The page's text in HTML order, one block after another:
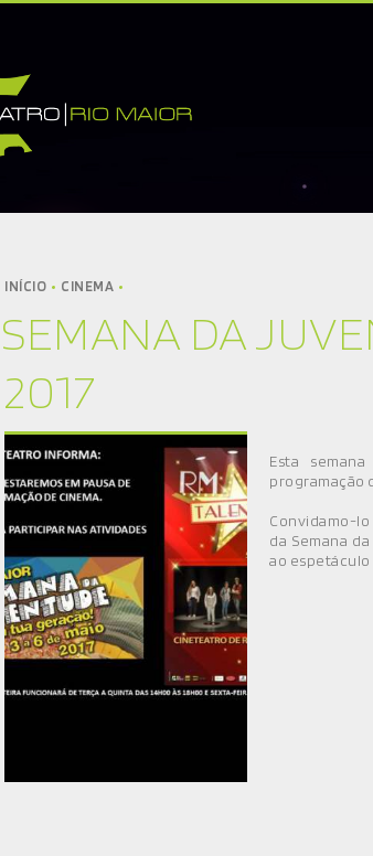
INÍCIO CINEMA
SEMANA DA
2017
Esta
programação
Convidamo-
da Semana
ao espetáculo